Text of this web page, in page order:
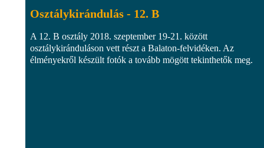
Osztálykirándulás - 12. B
A 12. B osztály 2018. szeptember 19-21. között
osztálykiránduláson vett részt a Balaton-felvidéken. Az
élményekről készült fotók a tovább mögött tekinthetők meg.